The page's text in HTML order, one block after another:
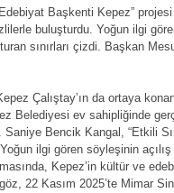
Başkenti Kepez”
buluşturdu. Yoğun ilgi
sınırları çizdi. Başkan
Çalıştay’ın da ortaya
Belediyesi ev sahipliğinde
Bencik Kangal, “Etkili
ilgi gören söyleşinin
Kepez’in kültür ve
22 Kasım 2025’te Mimar